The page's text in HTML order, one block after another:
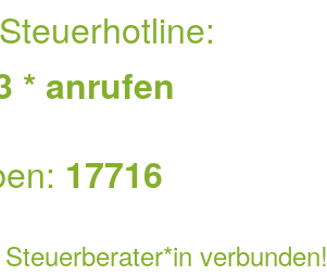
* anrufen
17716
verbunden!